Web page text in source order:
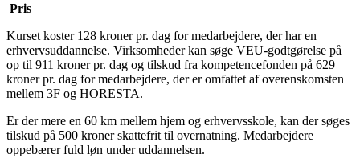
Pris
Kurset koster 128 kroner pr. dag for medarbejdere, der har en
erhvervsuddannelse. Virksomheder kan søge VEU-godtgørelse på
op til 911 kroner pr. dag og tilskud fra kompetencefonden på 629
kroner pr. dag for medarbejdere, der er omfattet af overenskomsten
mellem 3F og HORESTA.
Er der mere en 60 km mellem hjem og erhvervsskole, kan der søges
tilskud på 500 kroner skattefrit til overnatning. Medarbejdere
oppebærer fuld løn under uddannelsen.